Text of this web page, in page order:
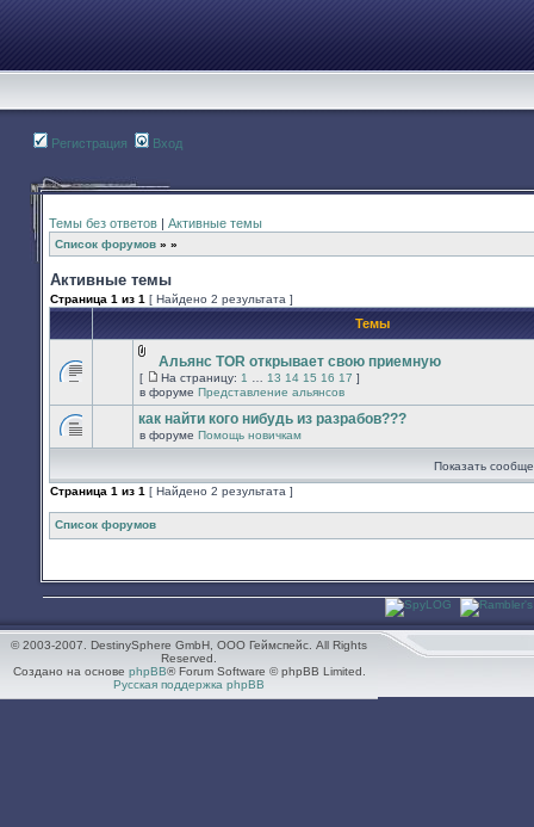
Регистрация Вход
Темы без ответов | Активные темы
Список форумов » »
Активные темы
Страница 1 из 1 [ Найдено 2 результата ]
Темы
Вложения
Альянс TOR открывает свою приемную
[
На
страницу
На страницу: 1 13 14 15 16 17 ]
в форуме Представление альянсов
нет
новых
сообщений.
как найти кого нибудь из разрабов???
в форуме Помощь новичкам
Показать
Страница 1 из 1 [ Найдено 2 результата ]
Список форумов
© 2003-2007. DestinySphere GmbH, ООО Геймспейс. All Rights
Reserved.
Создано на основе phpBB® Forum Software © phpBB Limited.
Русская поддержка phpBB